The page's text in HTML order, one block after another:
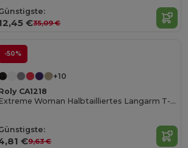
€35,09 €
-50%
+10
CA1218
Extreme Woman Halbtailliertes Langarm T-Shirt
€9,63 €